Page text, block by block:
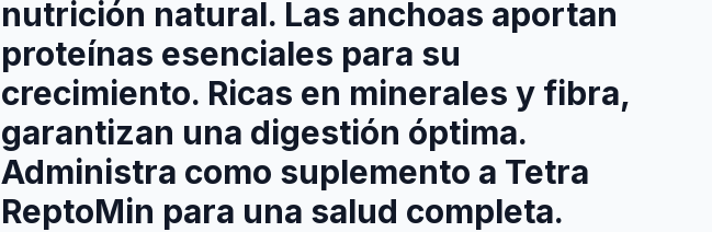
nutrición natural. Las anchoas aportan
proteínas esenciales para su
crecimiento. Ricas en minerales y fibra,
garantizan una digestión óptima.
Administra como suplemento a Tetra
ReptoMin para una salud completa.